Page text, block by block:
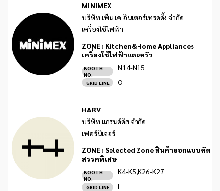
MINIMEX
บริษัท เพ็น เค อินเตอร์เทรดดิ้ง จำกัด
เครื่องใช้ไฟฟ้า
ZONE : Kitchen&Home Appliances
เครื่องใช้ไฟฟ้าและครัว
BOOTH
NO.
N14-N15
GRID LINE O
HARV
บริษัท แกรนด์ดิส จำกัด
เฟอร์นิเจอร์
ZONE :Selected Zone สินค้าออกแบบคัด
สรรคพิเศษ
BOOTH
NO.
K4-K5,K26-K27
GRID LINE L